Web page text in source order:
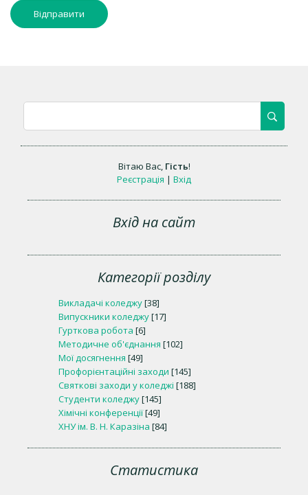
Відправити
Вітаю Вас, Гість!
Реєстрація | Вхід
Вхід на сайт
Категорії розділу
Викладачі коледжу[38]
Випускники коледжу[17]
Гурткова робота [6]
Методичне об'єднання [102]
Мої досягнення [49]
Профорієнтаційні заходи [145]
Святкові заходи у коледжі [188]
Студенти коледжу[145]
Хімічні конференції[49]
ХНУ ім. В. Н. Каразіна [84]
Статистика